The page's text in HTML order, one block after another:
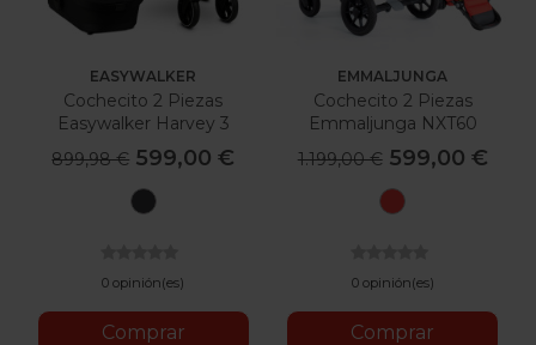
EASYWALKER
Cochecito 2 Piezas
Easywalker Harvey 3
899,98 € 599,00 €
Shadow
0 opinión(es)
Comprar
EMMALJUNGA
Cochecito 2 Piezas
Emmaljunga NXT60
1.199,00 € 599,00 €
0 opinión(es)
Comprar